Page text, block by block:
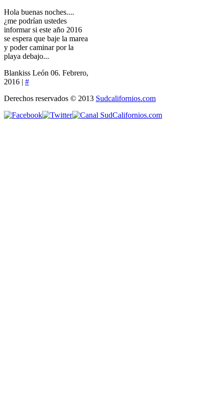
Hola buenas noches....
¿me podrían ustedes
informar si este año 2016
se espera que baje la marea
y poder caminar por la
playa debajo...
Blankiss León 06. Febrero,
2016 | #
Derechos reservados © 2013 Sudcalifornios.com